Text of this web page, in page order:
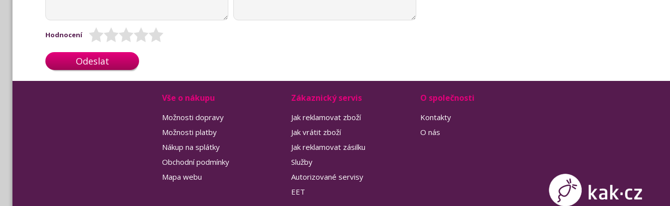
Hodnocení
Odeslat
Vše o nákupu
Možnosti dopravy
Možnosti platby
Nákup na splátky
Obchodní podmínky
Mapa webu
Zákaznický servis
Jak reklamovat zboží
Jak vrátit zboží
Jak reklamovat zásilku
Služby
Autorizované servisy
EET
O společnosti
Kontakty
O nás